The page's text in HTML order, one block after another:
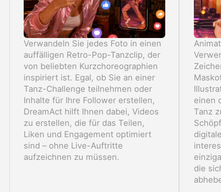
Verwandeln Sie jedes Foto in einen
auffälligen Retro-Pop-Tanzclip, der
von beliebten Kurzchoreographien
inspiriert ist. Egal, ob Sie an einer
Tanz-Challenge teilnehmen oder
Inhalte für Ihre Follower erstellen,
DreamAct hilft Ihnen dabei, Videos
zu erstellen, die für das Teilen,
Liken und Engagement optimiert
sind – ohne Live-Auftritte
aufzeichnen zu müssen.
einen
Tanz
die